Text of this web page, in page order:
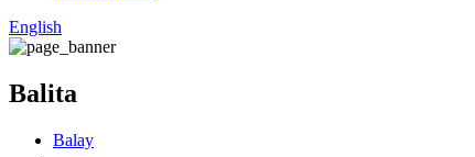
English
Balita
Balay